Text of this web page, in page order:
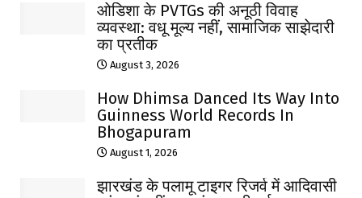
ओडिशा के PVTGs की अनूठी विवाह
व्यवस्था: वधू मूल्य नहीं, सामाजिक साझेदारी
का प्रतीक
August 3, 2026
How Dhimsa Danced Its Way Into
Guinness World Records In
Bhogapuram
August 1, 2026
झारखंड के पलामू टाइगर रिजर्व में आदिवासी